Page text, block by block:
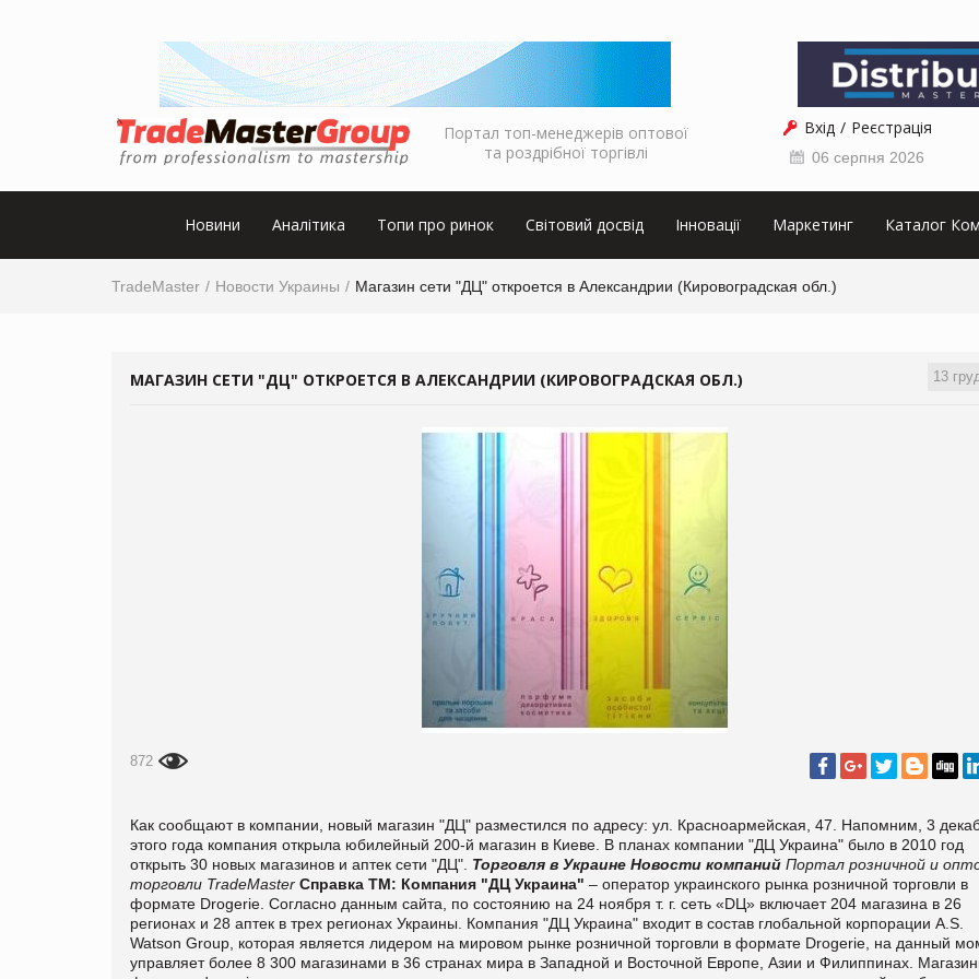
Портал топ-менеджерів оптової
та роздрібної торгівлі
Вхід Реєстрація
06 серпня 2026
Новини Аналітика Топи про ринок Світовий досвід Інновації Маркетинг Каталог
TradeMaster Новости Украины Магазин сети "ДЦ" откроется в Александрии (Кировоградская обл.)
13
МАГАЗИН СЕТИ "ДЦ" ОТКРОЕТСЯ В АЛЕКСАНДРИИ (КИРОВОГРАДСКАЯ ОБЛ.)
872
Как сообщают в компании, новый магазин "ДЦ" разместился по адресу: ул. Красноармейская, 47. Напомним, 3
этого года компания открыла юбилейный 200-й магазин в Киеве. В планах компании "ДЦ Украина" было в 2010 год
открыть 30 новых магазинов и аптек сети "ДЦ". Торговля в Украине Новости компаний Портал розничной и
торговли TradeMaster Справка ТМ: Компания "ДЦ Украина" – оператор украинского рынка розничной торговли в
формате Drogerie. Согласно данным сайта, по состоянию на 24 ноября т. г. сеть «DЦ» включает 204 магазина в 26
регионах и 28 аптек в трех регионах Украины. Компания "ДЦ Украина" входит в состав глобальной корпорации A.S.
Watson Group, которая является лидером на мировом рынке розничной торговли в формате Drogerie, на данный
управляет более 8 300 магазинами в 36 странах мира в Западной и Восточной Европе, Азии и Филиппинах.